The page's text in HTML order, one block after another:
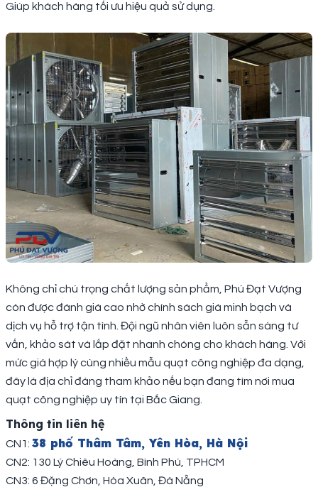
Giúp khách hàng tối ưu hiệu quả sử dụng.
Không chỉ chú trọng chất lượng sản phẩm, Phú Đạt Vượng
còn được đánh giá cao nhờ chính sách giá minh bạch và
dịch vụ hỗ trợ tận tình. Đội ngũ nhân viên luôn sẵn sàng tư
vấn, khảo sát và lắp đặt nhanh chóng cho khách hàng. Với
mức giá hợp lý cùng nhiều mẫu quạt công nghiệp đa dạng,
đây là địa chỉ đáng tham khảo nếu bạn đang tìm nơi mua
quạt công nghiệp uy tín tại Bắc Giang.
Thông tin liên hệ
CN1: 38 phố Thâm Tâm, Yên Hòa, Hà Nội
CN2: 130 Lý Chiêu Hoàng, Bình Phú, TPHCM
CN3: 6 Đặng Chơn, Hòa Xuân, Đà Nẵng